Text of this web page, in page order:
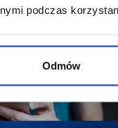
podczas
Odmów